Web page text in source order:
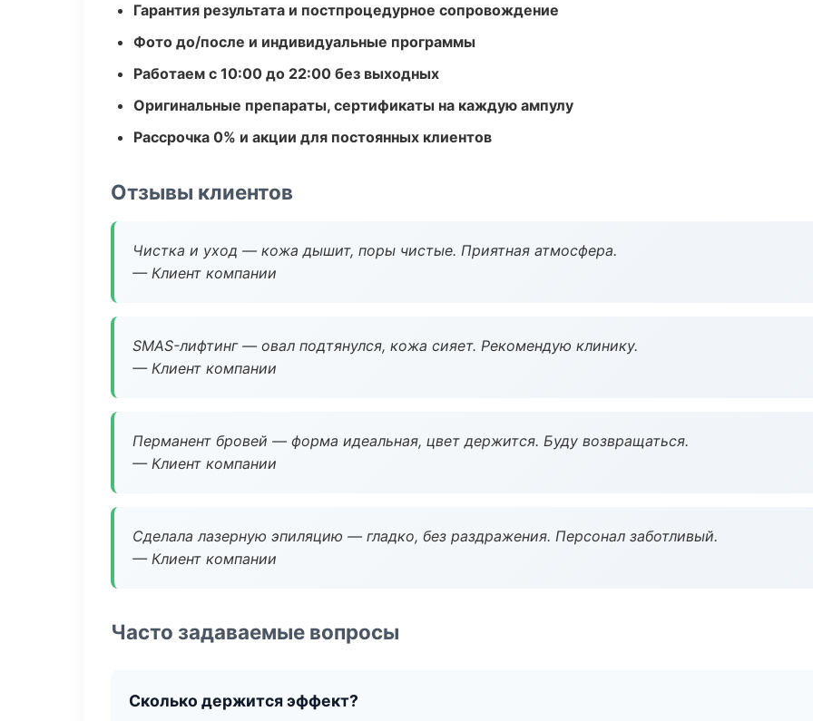
Гарантия результата и постпроцедурное сопровождение
Фото до/после и индивидуальные программы
Работаем с 10:00 до 22:00 без выходных
Оригинальные препараты, сертификаты на каждую ампулу
Рассрочка 0% и акции для постоянных клиентов
Отзывы клиентов
Чистка и уход — кожа дышит, поры чистые. Приятная атмосфера.
— Клиент компании
SMAS-лифтинг — овал подтянулся, кожа сияет. Рекомендую клинику.
— Клиент компании
Перманент бровей — форма идеальная, цвет держится. Буду возвращаться.
— Клиент компании
Сделала лазерную эпиляцию — гладко, без раздражения. Персонал заботливый.
— Клиент компании
Часто задаваемые вопросы
Сколько держится эффект?